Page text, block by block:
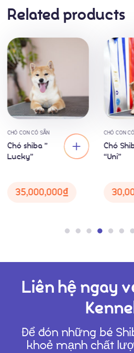
Thành Tích
Related products
CHÓ CON CÓ SẴN
Chó shiba ”
Lucky”
35,000,000₫
CHÓ CON
Chó
“Uni”
Liên hệ ngay
Để đón những bé
khoẻ mạnh chất